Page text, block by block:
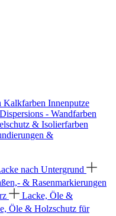
Kalkfarben Innenputze
Dispersions - Wandfarben
& Isolierfarben
&
nach Untergrund
& Rasenmarkierungen
Lacke, Öle &
Öle & Holzschutz für